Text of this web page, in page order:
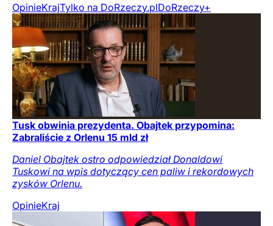
OpinieKrajTylko na DoRzeczy.plDoRzeczy+
Tusk obwinia prezydenta. Obajtek przypomina:
Zabraliście z Orlenu 15 mld zł
Daniel Obajtek ostro odpowiedział Donaldowi
Tuskowi na wpis dotyczący cen paliw i rekordowych
zysków Orlenu.
OpinieKraj